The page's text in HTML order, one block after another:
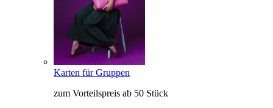
Karten für Gruppen
zum Vorteilspreis ab 50 Stück